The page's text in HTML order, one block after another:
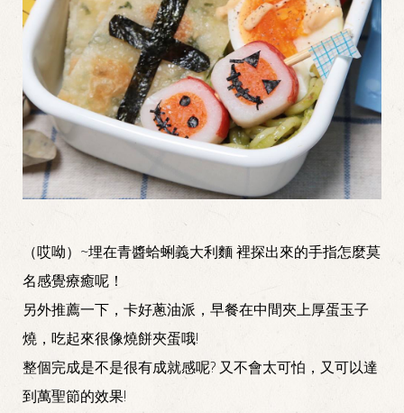
（哎呦）~埋在青醬蛤蜊義大利麵 裡探出來的手指怎麼莫
名感覺療癒呢！
另外推薦一下，卡好蔥油派，早餐在中間夾上厚蛋玉子
燒，吃起來很像燒餅夾蛋哦!
整個完成是不是很有成就感呢? 又不會太可怕，又可以達
到萬聖節的效果!